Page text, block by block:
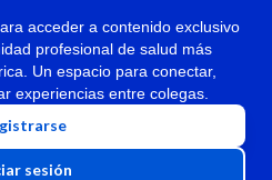
acceder a contenido exclusivo
profesional de salud más
Un espacio para conectar,
experiencias entre colegas.
sesión
y condiciones
de privacidad
| Copyright 1997-2026